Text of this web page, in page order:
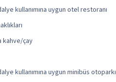
kullanımına uygun otel restoranı
kahve/çay
kullanımına uygun minibüs otoparkı